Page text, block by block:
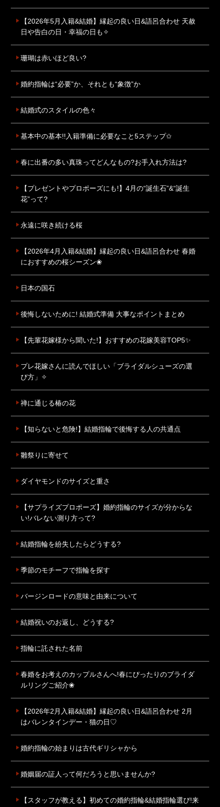
【2026年5月入籍&結婚】縁起の良い日&語呂合わせ 天赦
日や告白の日・幸福の日も✧
珊瑚は赤いほど良い?
婚約指輪は“必要”か、それとも“象徴”か
結婚式のスタイルの色々
基本中の基本!!入籍準備に必要なこと5ステップ✩
春に出番の多い真珠ってどんなもの?お手入れ方法は?
【プレゼントやプロポーズにも!】4月の“誕生石”&“誕生
花”って?
永遠に咲き続ける桜
【2026年4月入籍&結婚】縁起の良い日&語呂合わせ 春婚
におすすめの桜シーズン❀
日本の国石
後悔しないために! 結婚式準備 大事なポイントまとめ
【先輩花嫁様から聞いた!】おすすめの花嫁美容TOP5✨
プレ花嫁さんに読んでほしい「ブライダルシューズの選
び方」✧
禅に通じる椿の花
【知らないと危険!】結婚指輪で後悔する人の共通点
雛祭りに寄せて
ダイヤモンドのサイズと重さ
【サプライズプロポーズ】婚約指輪のサイズが分からな
い!バレない測り方って?
結婚指輪を紛失したらどうする?
季節のモチーフで指輪を探す
バージンロードの意味と由来について
結婚祝いのお返し、どうする?
指輪に託された名前
春婚をお考えのカップルさんへ!春にぴったりのブライダ
ルリングご紹介❀
【2026年2月入籍&結婚】縁起の良い日&語呂合わせ 2月
はバレンタインデー・猫の日♡
婚約指輪の始まりは古代ギリシャから
婚姻届の証人って何だろうと思いませんか?
【スタッフが教える】初めての婚約指輪&結婚指輪選び!来